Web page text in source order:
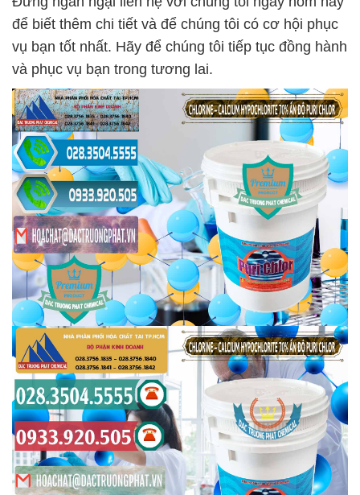
để biết thêm chi tiết và để chúng tôi có cơ hội phục
vụ bạn tốt nhất. Hãy để chúng tôi tiếp tục đồng hành
và phục vụ bạn trong tương lai.